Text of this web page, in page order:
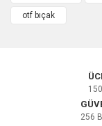
otf bıçak
256